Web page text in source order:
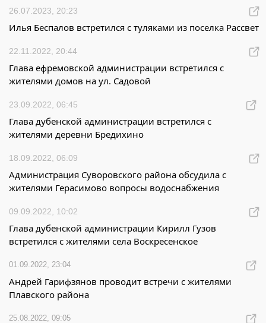
26.07.2023, 20:23
Илья Беспалов встретился с туляками из поселка Рассвет
22.11.2022, 20:44
Глава ефремовской администрации встретился с
жителями домов на ул. Садовой
23.09.2022, 06:45
Глава дубенской администрации встретился с
жителями деревни Бредихино
18.09.2022, 06:09
Администрация Суворовского района обсудила с
жителями Герасимово вопросы водоснабжения
09.09.2022, 10:02
Глава дубенской администрации Кирилл Гузов
встретился с жителями села Воскресенское
01.09.2022, 23:04
Андрей Гарифзянов проводит встречи с жителями
Плавского района
25.08.2022, 09:05